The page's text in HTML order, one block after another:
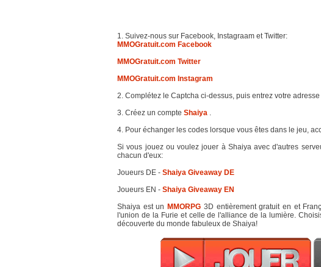
1. Suivez-nous sur Facebook, Instagraam et Twitter:
MMOGratuit.com Facebook
MMOGratuit.com Twitter
MMOGratuit.com Instagram
2. Complétez le Captcha ci-dessus, puis entrez votre
3. Créez un compte Shaiya .
4. Pour échanger les codes lorsque vous êtes dans le jeu,
Si vous jouez ou voulez jouer à Shaiya avec d'autres
chacun d'eux:
Joueurs DE - Shaiya Giveaway DE
Joueurs EN - Shaiya Giveaway EN
Shaiya est un MMORPG 3D entièrement gratuit en et
l'union de la Furie et celle de l'alliance de la lumière.
découverte du monde fabuleux de Shaiya!